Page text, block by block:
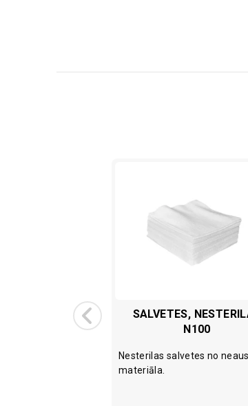
SALVETES,
N100
Nesterilas salvetes no
materiāla.